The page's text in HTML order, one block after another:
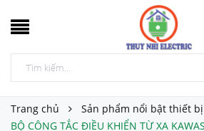
Trang chủ
Sản phẩm nổi bật thiết
BỘ CÔNG TẮC ĐIỀU KHIỂN TỪ XA